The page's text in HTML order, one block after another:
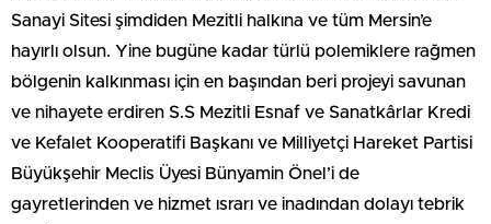
Sanayi Sitesi şimdiden Mezitli halkına ve tüm Mersin’e
hayırlı olsun. Yine bugüne kadar türlü polemiklere rağmen
bölgenin kalkınması için en başından beri projeyi savunan
ve nihayete erdiren S.S Mezitli Esnaf ve Sanatkârlar Kredi
ve Kefalet Kooperatifi Başkanı ve Milliyetçi Hareket Partisi
Büyükşehir Meclis Üyesi Bünyamin Önel’i de
gayretlerinden ve hizmet ısrarı ve inadından dolayı tebrik